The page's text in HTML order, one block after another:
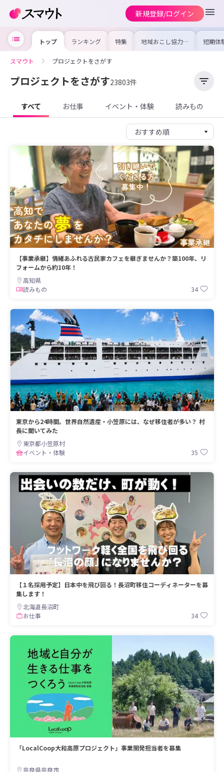
新規登録/ログイン
トップ ランキング 特集 地域おこし協力隊
の求人やイベント
を集めました！仕
短期体
り〜数
域を知
スマウト プロジェクトをさがす
プロジェクトをさがす23803件
すべて お仕事 イベント・体験 読みもの
【事業承継】情緒あふれる古民家カフェを継ぎませんか？築100年、リ
フォームから約10年！
高知県
読みもの
34
東京から24時間。世界自然遺産・小笠原には、なぜ移住者が多い？ 村
長に聞いてみた
東京都小笠原村
イベント・体験
35
【１名採用予定】日本中を飛び回る！長沼町移住コーディネーターを募
集します！
北海道長沼町
お仕事
34
「LocalCoop大和高原プロジェクト」事業開発担当者を募集
奈良県奈良市